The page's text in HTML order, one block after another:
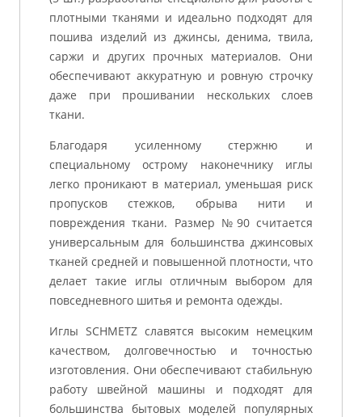
плотными тканями и идеально подходят для
пошива изделий из джинсы, денима, твила,
саржи и других прочных материалов. Они
обеспечивают аккуратную и ровную строчку
даже при прошивании нескольких слоев
ткани.
Благодаря усиленному стержню и
специальному острому наконечнику иглы
легко проникают в материал, уменьшая риск
пропусков стежков, обрыва нити и
повреждения ткани. Размер №90 считается
универсальным для большинства джинсовых
тканей средней и повышенной плотности, что
делает такие иглы отличным выбором для
повседневного шитья и ремонта одежды.
Иглы SCHMETZ славятся высоким немецким
качеством, долговечностью и точностью
изготовления. Они обеспечивают стабильную
работу швейной машины и подходят для
большинства бытовых моделей популярных